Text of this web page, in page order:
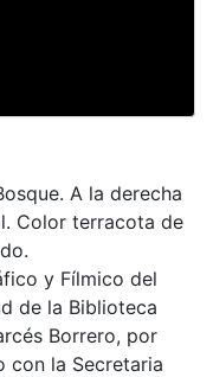
A la derecha
Color terracota de
y Fílmico del
de la Biblioteca
Borrero, por
con la Secretaria